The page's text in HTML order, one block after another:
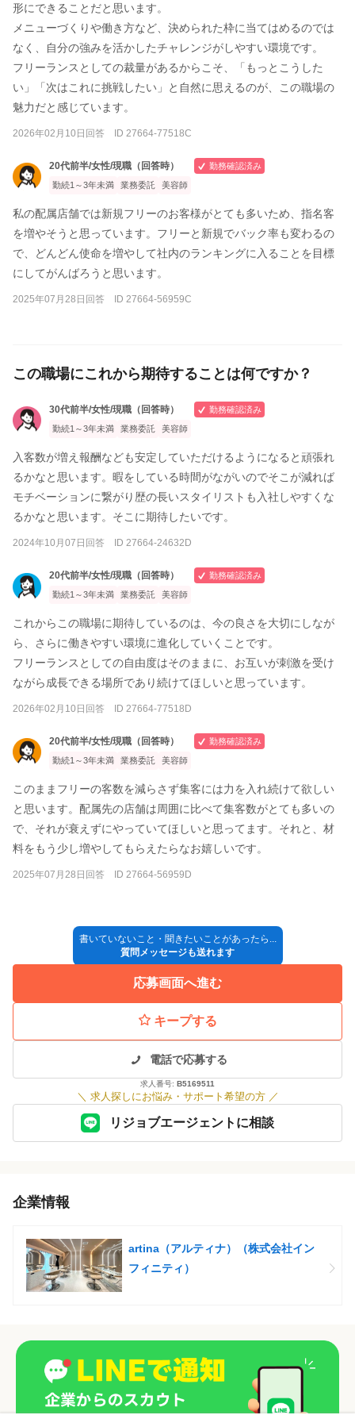
形にできることだと思います。
メニューづくりや働き方など、決められた枠に当てはめるのでは
なく、自分の強みを活かしたチャレンジがしやすい環境です。
フリーランスとしての裁量があるからこそ、「もっとこうした
い」「次はこれに挑戦したい」と自然に思えるのが、この職場の
魅力だと感じています。
2026年02月10日回答 ID 27664-77518C
20代前半/女性/現職（回答時）
勤務確認済み
勤続1～3年未満
業務委託 美容師
私の配属店舗では新規フリーのお客様がとても多いため、指名客
を増やそうと思っています。フリーと新規でバック率も変わるの
で、どんどん使命を増やして社内のランキングに入ることを目標
にしてがんばろうと思います。
2025年07月28日回答 ID 27664-56959C
この職場にこれから期待することは何ですか？
30代前半/女性/現職（回答時）
勤務確認済み
勤続1～3年未満
業務委託 美容師
入客数が増え報酬なども安定していただけるようになると頑張れ
るかなと思います。暇をしている時間がながいのでそこが減れば
モチベーションに繋がり歴の長いスタイリストも入社しやすくな
るかなと思います。そこに期待したいです。
2024年10月07日回答 ID 27664-24632D
20代前半/女性/現職（回答時）
勤務確認済み
勤続1～3年未満
業務委託 美容師
これからこの職場に期待しているのは、今の良さを大切にしなが
ら、さらに働きやすい環境に進化していくことです。
フリーランスとしての自由度はそのままに、お互いが刺激を受け
ながら成長できる場所であり続けてほしいと思っています。
2026年02月10日回答 ID 27664-77518D
20代前半/女性/現職（回答時）
勤務確認済み
勤続1～3年未満
業務委託 美容師
このままフリーの客数を減らさず集客には力を入れ続けて欲しい
と思います。配属先の店舗は周囲に比べて集客数がとても多いの
で、それが衰えずにやっていてほしいと思ってます。それと、材
料をもう少し増やしてもらえたらなお嬉しいです。
2025年07月28日回答 ID 27664-56959D
書いていないこと・聞きたいことがあったら...
質問メッセージも送れます
応募画面へ進む
キープする
電話で応募する
求人番号: B5169511
＼ 求人探しにお悩み・サポート希望の方 ／
リジョブエージェントに相談
企業情報
artina（アルティナ）（株式会社イン
フィニティ）